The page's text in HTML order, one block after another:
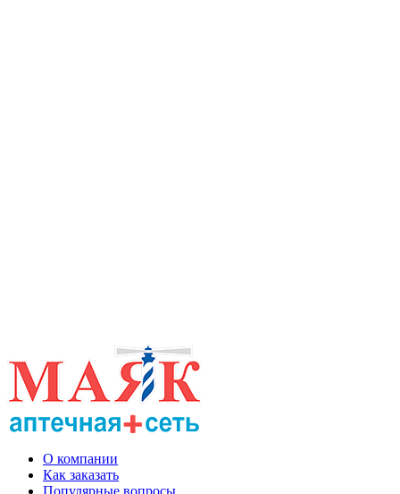
О компании
Как заказать
Популярные вопросы